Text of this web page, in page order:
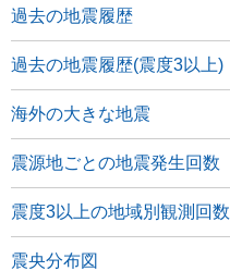
過去の地震履歴
過去の地震履歴(震度3以上)
海外の大きな地震
震源地ごとの地震発生回数
震度3以上の地域別観測回数
震央分布図